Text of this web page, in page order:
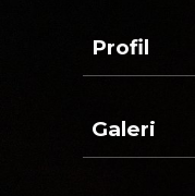
Profil
Galeri